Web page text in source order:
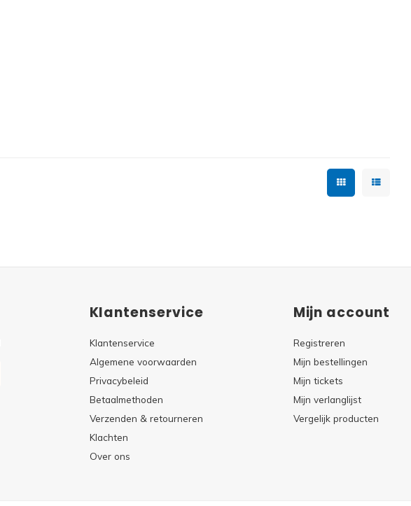
Klantenservice
Klantenservice
Algemene voorwaarden
Privacybeleid
Betaalmethoden
Verzenden & retourneren
Klachten
Over ons
Mijn account
Registreren
Mijn bestellingen
Mijn tickets
Mijn verlanglijst
Vergelijk producten